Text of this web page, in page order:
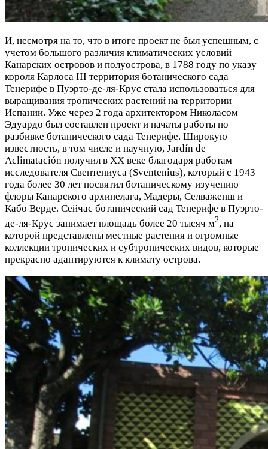
И, несмотря на то, что в итоге проект не был успешным, с
учетом большого различия климатических условий
Канарских островов и полуострова, в 1788 году по указу
короля Карлоса III территория ботанического сада
Тенерифе в Пуэрто-де-ля-Крус стала использоваться для
выращивания тропических растений на территории
Испании. Уже через 2 года архитектором Николасом
Эдуардо был составлен проект и начаты работы по
разбивке ботанического сада Тенерифе. Широкую
известность, в том числе и научную, Jardín de
Aclimatación получил в XX веке благодаря работам
исследователя Свентениуса (Sventenius), который с 1943
года более 30 лет посвятил ботаническому изучению
флоры Канарского архипелага, Мадеры, Селваженш и
Кабо Верде. Сейчас ботанический сад Тенерифе в Пуэрто-
де-ля-Крус занимает площадь более 20 тысяч м2, на
которой представлены местные растения и огромные
коллекции тропических и субтропических видов, которые
прекрасно адаптируются к климату острова.